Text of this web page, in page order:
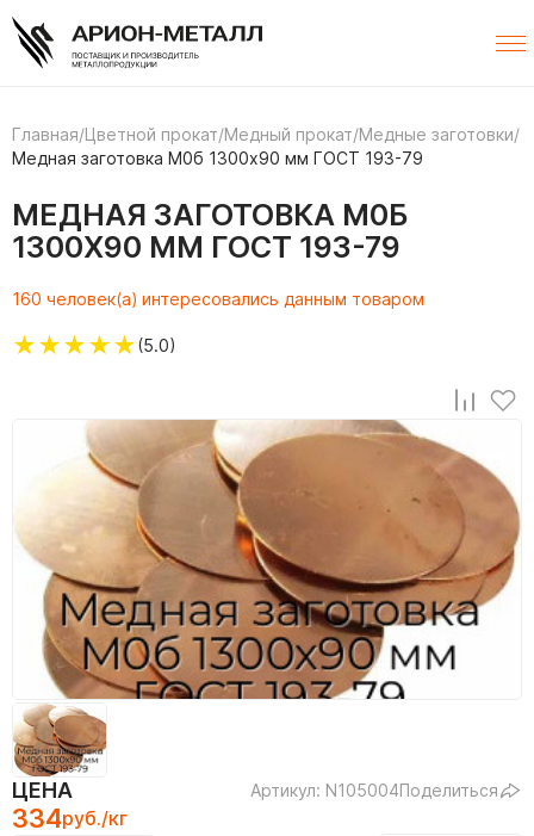
Главная/Цветной прокат/Медный прокат/Медные заготовки/
Медная заготовка М0б 1300х90 мм ГОСТ 193-79
МЕДНАЯ ЗАГОТОВКА М0Б
1300Х90 ММ ГОСТ 193-79
160 человек(а) интересовались данным товаром
★★★★★(5.0)
ЦЕНА Артикул: N105004Поделиться
334руб./кг